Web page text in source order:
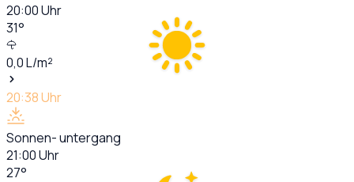
20:00Uhr
31°
0,0L/m²
20:38Uhr
Sonnen- untergang
21:00Uhr
27°